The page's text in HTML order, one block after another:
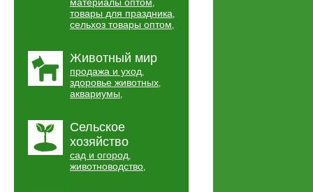
,
товары для праздника,
сельхоз товары оптом,
Животный мир
продажа и уход,
здоровье животных,
аквариумы,
Сельское
хозяйство
сад и огород,
животноводство,